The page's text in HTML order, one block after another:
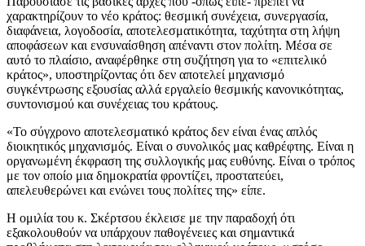
χαρακτηρίζουν το νέο κράτος: θεσμική συνέχεια, συνεργασία,
διαφάνεια, λογοδοσία, αποτελεσματικότητα, ταχύτητα στη λήψη
αποφάσεων και ενσυναίσθηση απέναντι στον πολίτη. Μέσα σε
αυτό το πλαίσιο, αναφέρθηκε στη συζήτηση για το «επιτελικό
κράτος», υποστηρίζοντας ότι δεν αποτελεί μηχανισμό
συγκέντρωσης εξουσίας αλλά εργαλείο θεσμικής κανονικότητας,
συντονισμού και συνέχειας του κράτους.
«Το σύγχρονο αποτελεσματικό κράτος δεν είναι ένας απλός
διοικητικός μηχανισμός. Είναι ο συνολικός μας καθρέφτης. Είναι η
οργανωμένη έκφραση της συλλογικής μας ευθύνης. Είναι ο τρόπος
με τον οποίο μια δημοκρατία φροντίζει, προστατεύει,
απελευθερώνει και ενώνει τους πολίτες της» είπε.
Η ομιλία του κ. Σκέρτσου έκλεισε με την παραδοχή ότι
εξακολουθούν να υπάρχουν παθογένειες και σημαντικά